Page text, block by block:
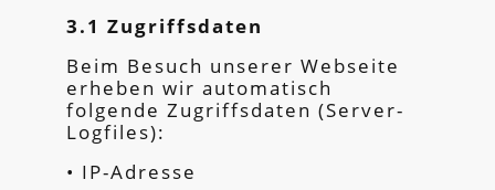
3.1 Zugriffsdaten
Beim Besuch unserer Webseite
erheben wir automatisch
folgende Zugriffsdaten (Server-
Logfiles):
• IP-Adresse